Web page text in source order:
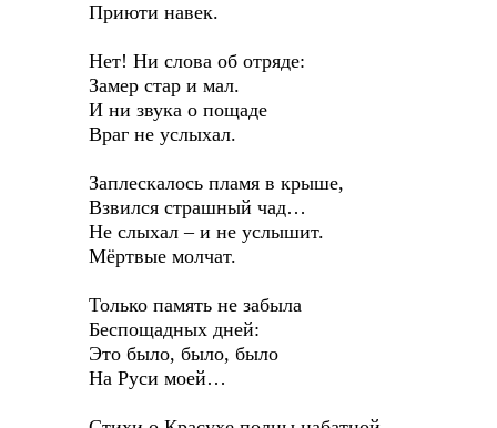
Приюти навек.
Нет! Ни слова об отряде:
Замер стар и мал.
И ни звука о пощаде
Враг не услыхал.
Заплескалось пламя в крыше,
Взвился страшный чад…
Не слыхал – и не услышит.
Мёртвые молчат.
Только память не забыла
Беспощадных дней:
Это было, было, было
На Руси моей…